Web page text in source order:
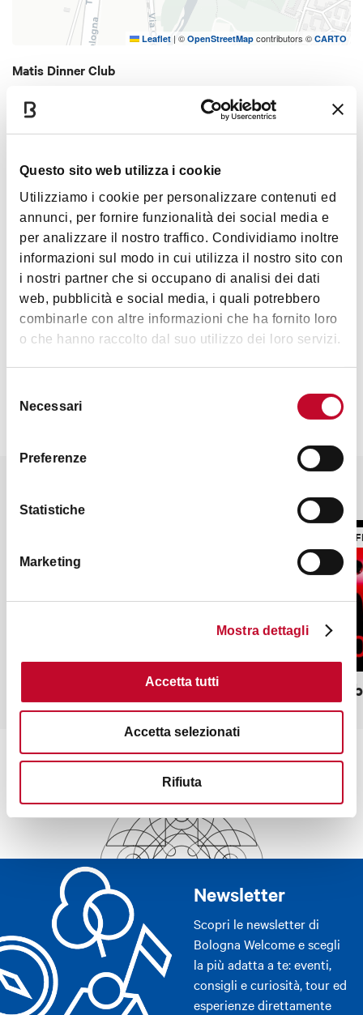
Questo sito web utilizza i cookie
Utilizziamo i cookie per personalizzare contenuti ed
annunci, per fornire funzionalità dei social media e
per analizzare il nostro traffico. Condividiamo inoltre
informazioni sul modo in cui utilizza il nostro sito con
i nostri partner che si occupano di analisi dei dati
web, pubblicità e social media, i quali potrebbero
combinarle con altre informazioni che ha fornito loro
o che hanno raccolto dal suo utilizzo dei loro servizi.
delNecessari
Preferenze
Statistiche
Marketing
Mostra dettagli
Accetta tutti
Accetta selezionati
Rifiuta
Leaflet | © OpenStreetMap contributors © CARTO
Matis Dinner Club
COME ARRIVARE
Orari
Venerdì e Sabato: 21:00-4:00
Contatti
Serre dei Giardini Margherita Red Club
Newsletter
Scopri le newsletter di
Bologna Welcome e scegli
la più adatta a te: eventi,
consigli e curiosità, tour ed
esperienze direttamente